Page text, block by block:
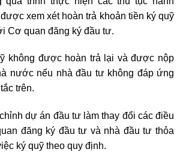
xem xét hoàn trả khoản tiền ký quỹ
Cơ quan đăng ký đầu tư.
không được hoàn trả lại và được nộp
nước nếu nhà đầu tư không đáp ứng
trên.
dự án đầu tư làm thay đổi các điều
đăng ký đầu tư và nhà đầu tư thỏa
ký quỹ theo quy định.